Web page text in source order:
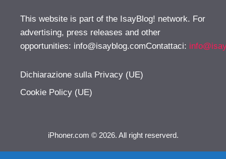
This website is part of the IsayBlog! network. For
advertising, press releases and other
opportunities: info@isayblog.comContattaci:
Dichiarazione sulla Privacy (UE)
Cookie Policy (UE)
iPhoner.com © 2026. All right reserverd.